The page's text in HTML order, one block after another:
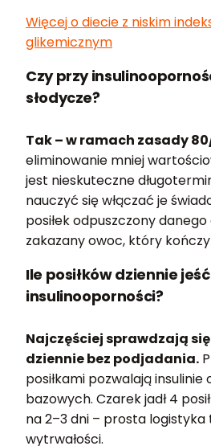
Więcej o diecie z niskim
glikemicznym
Czy przy
słodycze?
Tak – w ramach zasady
eliminowanie mniej
jest nieskuteczne
nauczyć się włączać je
posiłek odpuszczony
zakazany owoc, który
Ile posiłków dziennie
insulinooporności?
Najczęściej sprawdzają się
dziennie bez podjadania.
posiłkami pozwalają
bazowych. Czarek jadł 4
na 2–3 dni – prosta logistyka
wytrwałości.